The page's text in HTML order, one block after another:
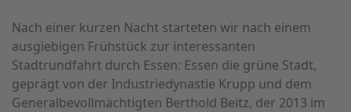
Nach einer kurzen Nacht starteten wir nach einem
ausgiebigen Frühstück zur interessanten
Stadtrundfahrt durch Essen: Essen die grüne Stadt,
geprägt von der Industriedynastie Krupp und dem
Generalbevollmächtigten Berthold Beitz, der 2013 im